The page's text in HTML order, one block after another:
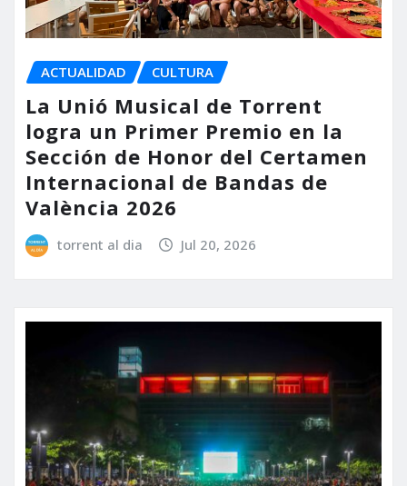
ACTUALIDAD CULTURA
La Unió Musical de Torrent
logra un Primer Premio en la
Sección de Honor del Certamen
Internacional de Bandas de
València 2026
torrent al dia Jul 20, 2026